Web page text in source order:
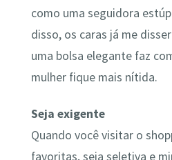
como uma seguidora
disso, os caras já me
uma bolsa elegante faz
mulher fique mais nítida.
Seja exigente
Quando você visitar o
favoritas, seja seletiva e